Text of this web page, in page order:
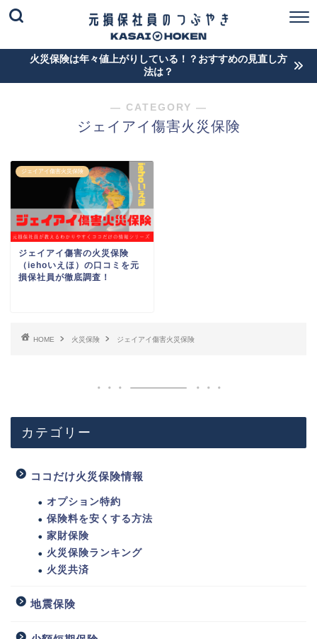
火災保険は年々値上がりしている！？おすすめの見直し方
法は？
― CATEGORY ―
ジェイアイ傷害火災保険
ジェイアイ傷害火災保険
ジェイアイ傷害の火災保険
（iehoいえほ）の口コミを元
損保社員が徹底調査！
HOME 火災保険 ジェイアイ傷害火災保険
カテゴリー
ココだけ火災保険情報
オプション特約
保険料を安くする方法
家財保険
火災保険ランキング
火災共済
地震保険